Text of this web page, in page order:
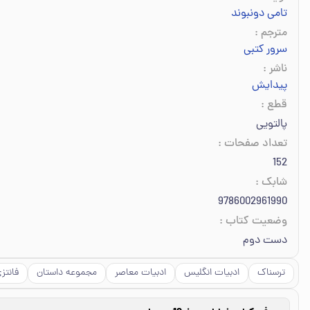
تامی دونبوند
مترجم :
سرور کتبی
ناشر :
پیدایش
قطع :
پالتویی
تعداد صفحات :
152
شابک :
9786002961990
وضعیت کتاب :
دست دوم
ترسناک ادبیات انگلیس ادبیات معاصر مجموعه داستان